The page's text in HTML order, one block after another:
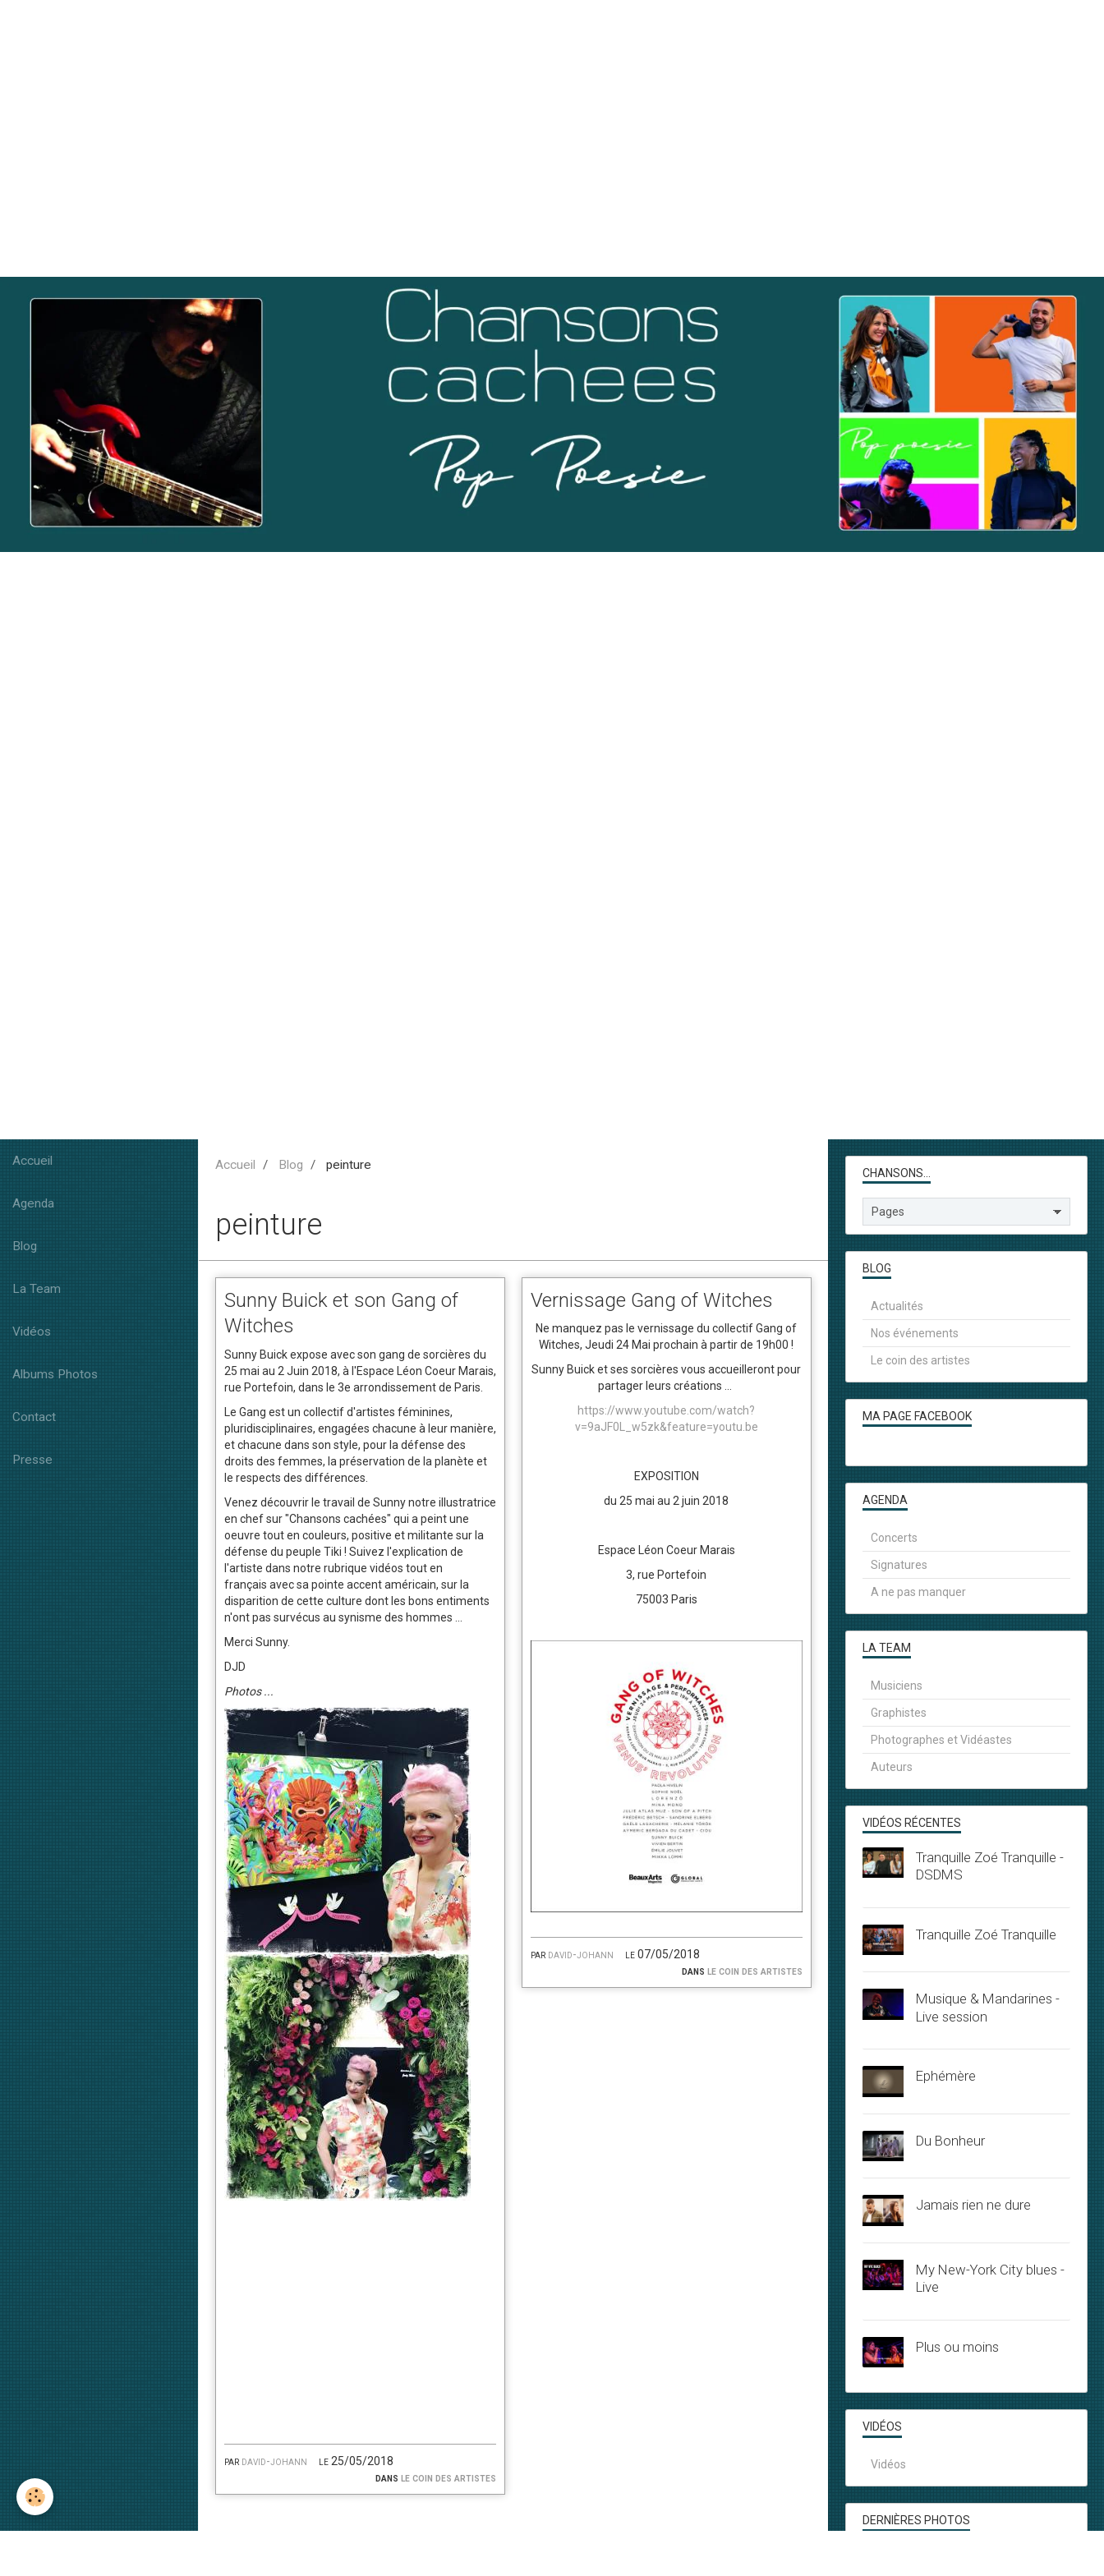
Accueil
Agenda
Blog
La Team
Vidéos
Albums Photos
Contact
Presse
Accueil Blog peinture
peinture
Sunny Buick et son Gang of
Witches
par david-johann
le 25/05/2018
dans le coin des artistes
Sunny Buick expose avec son gang de sorcières du
25 mai au 2 Juin 2018, à l'Espace Léon Coeur Marais,
rue Portefoin, dans le 3e arrondissement de Paris.
Le Gang est un collectif d'artistes féminines,
pluridisciplinaires, engagées chacune à leur manière,
et chacune dans son style, pour la défense des
droits des femmes, la préservation de la planète et
le respects des différences.
Venez découvrir le travail de Sunny notre illustratrice
en chef sur "Chansons cachées" qui a peint une
oeuvre tout en couleurs, positive et militante sur la
défense du peuple Tiki ! Suivez l'explication de
l'artiste dans notre rubrique vidéos tout en
français avec sa pointe accent américain, sur la
disparition de cette culture dont les bons entiments
n'ont pas survécus au synisme des hommes ...
Merci Sunny.
DJD
Photos ...
Vernissage Gang of Witches
par david-johann
le 07/05/2018
dans le coin des artistes
Ne manquez pas le vernissage du collectif Gang of
Witches, Jeudi 24 Mai prochain à partir de 19h00 !
Sunny Buick et ses sorcières vous accueilleront pour
partager leurs créations ...
https://www.youtube.com/watch?
v=9aJF0L_w5zk&feature=youtu.be
EXPOSITION
du 25 mai au 2 juin 2018
Espace Léon Coeur Marais
3, rue Portefoin
75003 Paris
CHANSONS...
BLOG
Actualités
Nos événements
Le coin des artistes
MA PAGE FACEBOOK
AGENDA
Concerts
Signatures
A ne pas manquer
LA TEAM
Musiciens
Graphistes
Photographes et Vidéastes
Auteurs
VIDÉOS RÉCENTES
Tranquille Zoé Tranquille -
DSDMS
Tranquille Zoé Tranquille
Musique & Mandarines -
Live session
Ephémère
Du Bonheur
Jamais rien ne dure
My New-York City blues -
Live
Plus ou moins
VIDÉOS
Vidéos
DERNIÈRES PHOTOS